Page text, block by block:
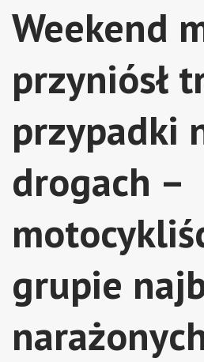
Weekend
przyniósł
przypadki
drogach –
grupie